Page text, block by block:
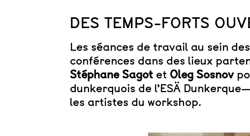
DES TEMPS-FORTS
Les séances de travail au sein
conférences dans des lieux
Stéphane Sagot et Oleg Sosnov
dunkerquois de l’ESÄ
les artistes du workshop.